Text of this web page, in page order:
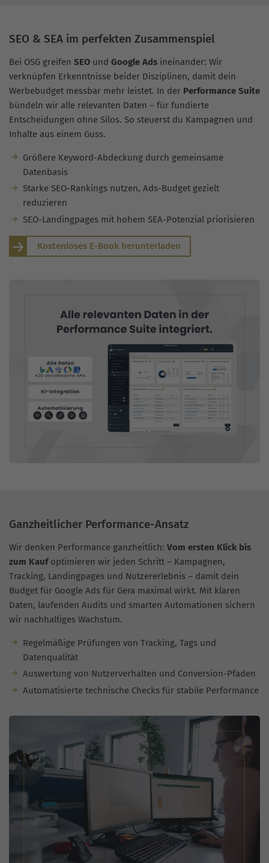
SEO & SEA im perfekten Zusammenspiel
Bei OSG greifen SEO und Google Ads ineinander: Wir
verknüpfen Erkenntnisse beider Disziplinen, damit dein
Werbebudget messbar mehr leistet. In der Performance Suite
bündeln wir alle relevanten Daten – für fundierte
Entscheidungen ohne Silos. So steuerst du Kampagnen und
Inhalte aus einem Guss.
Größere Keyword-Abdeckung durch gemeinsame
Datenbasis
Starke SEO-Rankings nutzen, Ads-Budget gezielt
reduzieren
SEO-Landingpages mit hohem SEA-Potenzial priorisieren
Kostenloses E-Book herunterladen
Ganzheitlicher Performance-Ansatz
Wir denken Performance ganzheitlich: Vom ersten Klick bis
zum Kaufoptimieren wir jeden Schritt – Kampagnen,
Tracking, Landingpages und Nutzererlebnis – damit dein
Budget für Google Ads für Gera maximal wirkt. Mit klaren
Daten, laufenden Audits und smarten Automationen sichern
wir nachhaltiges Wachstum.
Regelmäßige Prüfungen von Tracking, Tags und
Datenqualität
Auswertung von Nutzerverhalten und Conversion-Pfaden
Automatisierte technische Checks für stabile Performance